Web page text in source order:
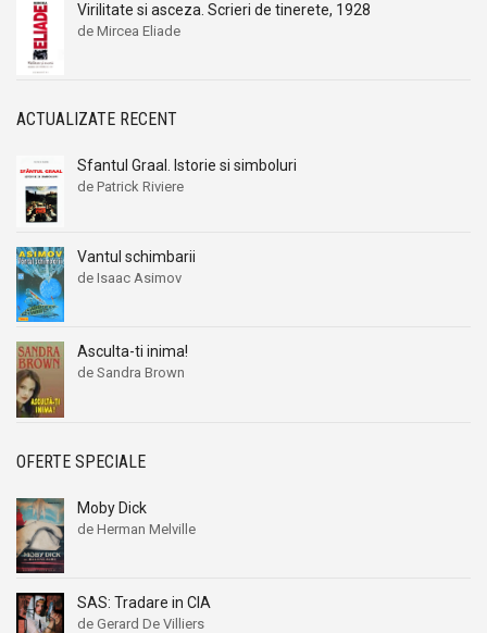
Virilitate si asceza. Scrieri de tinerete, 1928
de Mircea Eliade
ACTUALIZATE RECENT
Sfantul Graal. Istorie si simboluri
de Patrick Riviere
Vantul schimbarii
de Isaac Asimov
Asculta-ti inima!
de Sandra Brown
OFERTE SPECIALE
Moby Dick
de Herman Melville
SAS: Tradare in CIA
de Gerard De Villiers